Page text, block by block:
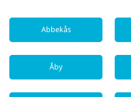
Abbekås
Åby